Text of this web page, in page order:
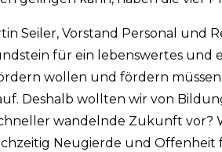
Seiler, Vorstand Personal und
für ein lebenswertes und
wollen und fördern
Deshalb wollten wir von
wandelnde Zukunft vor?
Neugierde und